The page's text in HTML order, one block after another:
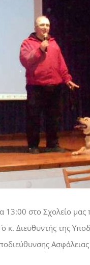
στο Σχολείο
ο κ. Διευθυντής της